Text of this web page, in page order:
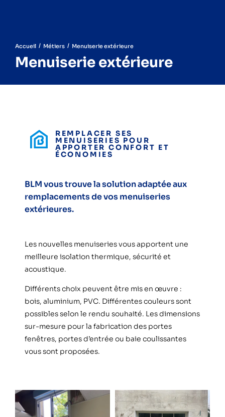
Accueil / Métiers / Menuiserie extérieure
Menuiserie extérieure
REMPLACER SES
MENUISERIES POUR
APPORTER CONFORT ET
ÉCONOMIES
BLM vous trouve la solution adaptée aux
remplacements de vos menuiseries
extérieures.
Les nouvelles menuiseries vous apportent une
meilleure isolation thermique, sécurité et
acoustique.
Différents choix peuvent être mis en œuvre :
bois, aluminium, PVC. Différentes couleurs sont
possibles selon le rendu souhaité. Les dimensions
sur-mesure pour la fabrication des portes
fenêtres, portes d’entrée ou baie coulissantes
vous sont proposées.